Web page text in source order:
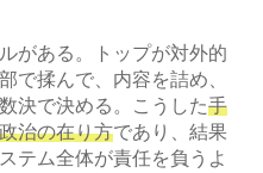
がある。トップが対外的
で揉んで、内容を詰め、
決で決める。こうした手
治の在り方であり、結果
テム全体が責任を負うよ